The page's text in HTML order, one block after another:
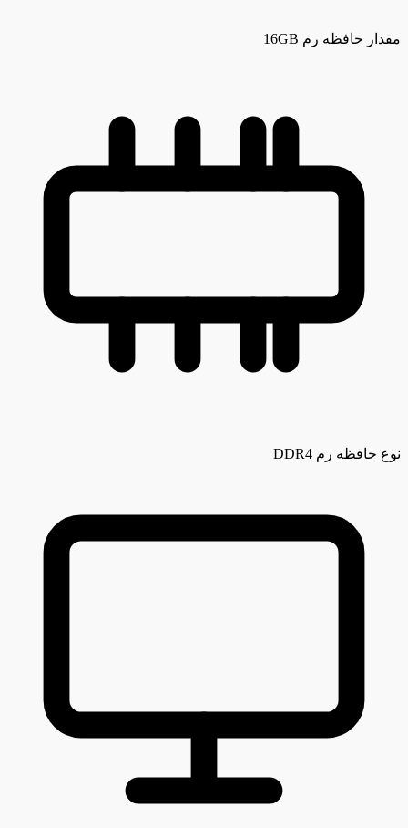
مقدار حافظه رم 16GB
نوع حافظه رم DDR4